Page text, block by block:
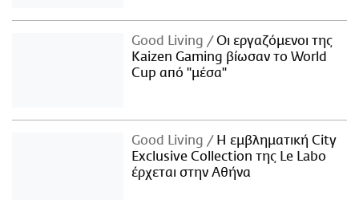
Good Living
Οι εργαζόμενοι της
Kaizen Gaming βίωσαν το World
Cup από "μέσα"
Good Living
Η εμβληματική City
Exclusive Collection της Le Labo
έρχεται στην Αθήνα